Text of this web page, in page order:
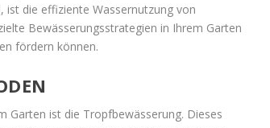
ist die effiziente Wassernutzung von
Bewässerungsstrategien in Ihrem Garten
fördern können.
Garten ist die Tropfbewässerung. Dieses